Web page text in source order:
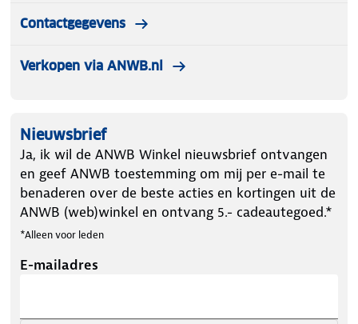
Contactgegevens
Verkopen via ANWB.nl
Nieuwsbrief
Ja, ik wil de ANWB Winkel nieuwsbrief ontvangen
en geef ANWB toestemming om mij per e-mail te
benaderen over de beste acties en kortingen uit de
ANWB (web)winkel en ontvang 5.- cadeautegoed.*
*Alleen voor leden
E-mailadres